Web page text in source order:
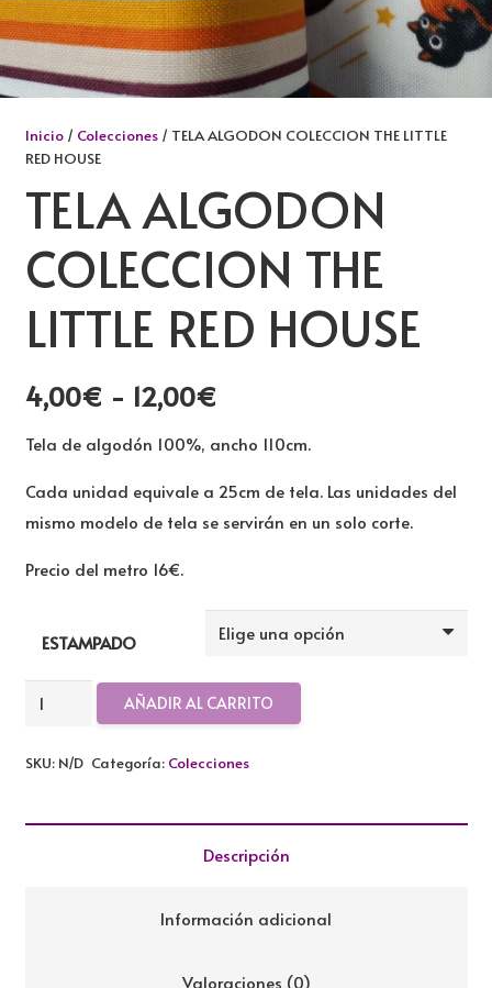
Inicio/ Colecciones/ TELA ALGODON COLECCION THE LITTLE
RED HOUSE
TELA ALGODON
COLECCION THE
LITTLE RED HOUSE
4,00€ - 12,00€
precios:
desde
4,00€
Tela de algodón 100%, ancho 110cm.
Cada unidad equivale a 25cm de tela. Las unidades del
mismo modelo de tela se servirán en un solo corte.
Precio del metro 16€.
ESTAMPADO
TELA
ALGODON
COLECCION
AÑADIR AL CARRITO
SKU: N/D Categoría: Colecciones
Descripción
Información adicional
Valoraciones (0)